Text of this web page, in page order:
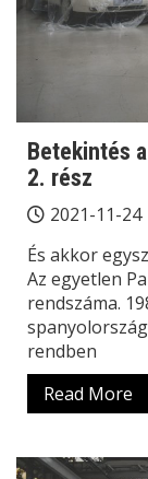
Betekintés
2. rész
2021-11-24
És akkor
Az egyetlen
rendszáma.
rendben
Read More